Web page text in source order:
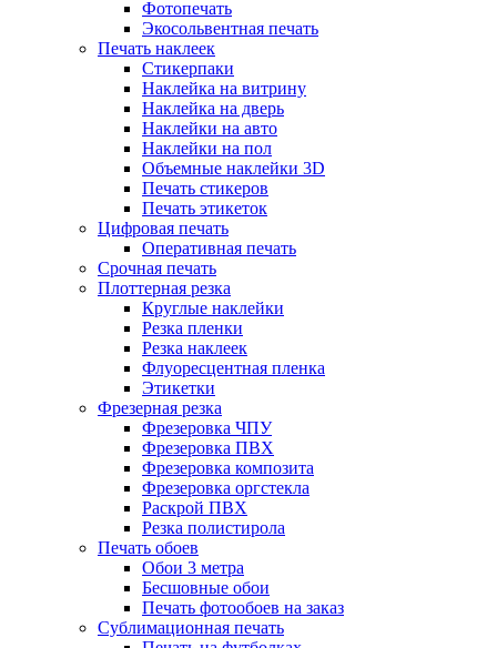
Фотопечать
Экосольвентная печать
Печать наклеек
Стикерпаки
Наклейка на витрину
Наклейка на дверь
Наклейки на авто
Наклейки на пол
Объемные наклейки 3D
Печать стикеров
Печать этикеток
Цифровая печать
Оперативная печать
Срочная печать
Плоттерная резка
Круглые наклейки
Резка пленки
Резка наклеек
Флуоресцентная пленка
Этикетки
Фрезерная резка
Фрезеровка ЧПУ
Фрезеровка ПВХ
Фрезеровка композита
Фрезеровка оргстекла
Раскрой ПВХ
Резка полистирола
Печать обоев
Обои 3 метра
Бесшовные обои
Печать фотообоев на заказ
Сублимационная печать